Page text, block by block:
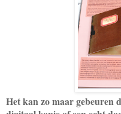
Het kan zo maar gebeuren